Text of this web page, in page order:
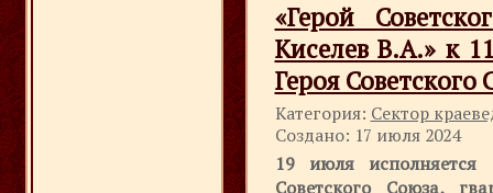
«Герой
Киселев В.А.» к
Героя Советского
Категория: Сектор
Создано: 17 июля 2024
19 июля
Советского Союза,